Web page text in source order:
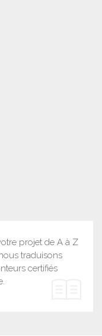
projet de A à Z
traduisons
certifiés